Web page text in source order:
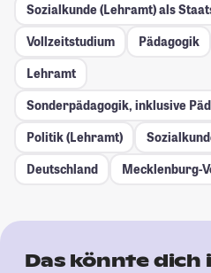
Sozialkunde (Lehramt) als
Vollzeitstudium
Pädagogik
Lehramt
Sonderpädagogik, inklusive
Politik (Lehramt)
Deutschland
Mecklenburg-
Das könnte